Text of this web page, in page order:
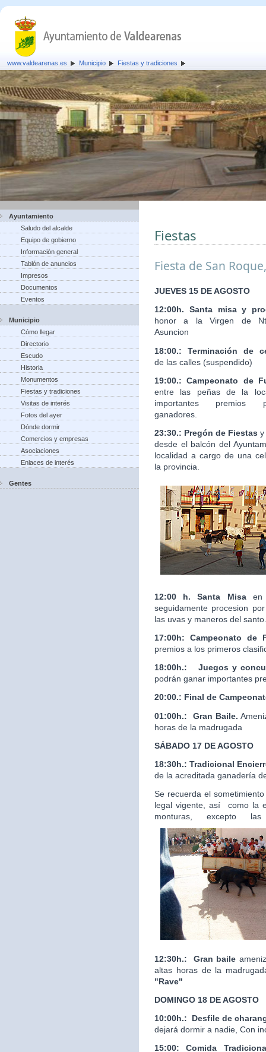
www.valdearenas.es Municipio Fiestas y tradiciones
Ayuntamiento
Saludo del alcalde
Equipo de gobierno
Información general
Tablón de anuncios
Impresos
Documentos
Eventos
Municipio
Cómo llegar
Directorio
Escudo
Historia
Monumentos
Fiestas y tradiciones
Visitas de interés
Fotos del ayer
Dónde dormir
Comercios y empresas
Asociaciones
Enlaces de interés
Gentes
Fiestas
Fiesta de San
JUEVES 15 DE AGOSTO
12:00h. Santa misa y
honor a la Virgen de
Asuncion
18:00.: Terminación de
de las calles (suspendido)
19:00.: Campeonato de
entre las peñas de la
importantes premios
ganadores.
23:30.: Pregón de Fiestas y
desde el balcón del
localidad a cargo de una
la provincia.
12:00 h. Santa Misaen
seguidamente procesion
las uvas y maneros del santo.
17:00h: Campeonato de
premios a los primeros
18:00h.:
Juegos y
podrán ganar importantes
20:00.: Final de
01:00h.: Gran Baile.
horas de la madrugada
SÁBADO 17 DE AGOSTO
18:30h.: Tradicional
de la acreditada ganadería
Se recuerda el
legal vigente, así como la
monturas, excepto
12:30h.: Gran baile
altas horas de la
"Rave"
DOMINGO 18 DE AGOSTO
10:00h.:
Desfile de
dejará dormir a nadie, Con
15:00: Comida